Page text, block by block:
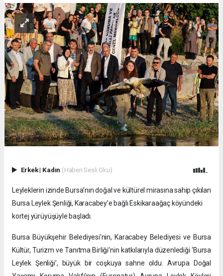
Erkek| Kadın (Haberi Sesli Oku)
Leyleklerin izinde Bursa’nın doğal ve kültürel mirasına sahip çıkılan
Bursa Leylek Şenliği, Karacabey’e bağlı Eskikaraağaç köyündeki
kortej yürüyüşüyle başladı.
Bursa Büyükşehir Belediyesi’nin, Karacabey Belediyesi ve Bursa
Kültür, Turizm ve Tanıtma Birliği’nin katkılarıyla düzenlediği ‘Bursa
Leylek Şenliği’, büyük bir coşkuya sahne oldu. Avrupa Doğal